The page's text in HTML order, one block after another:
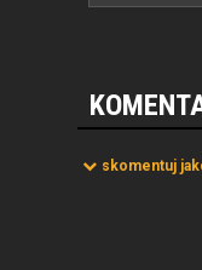
skomentuj